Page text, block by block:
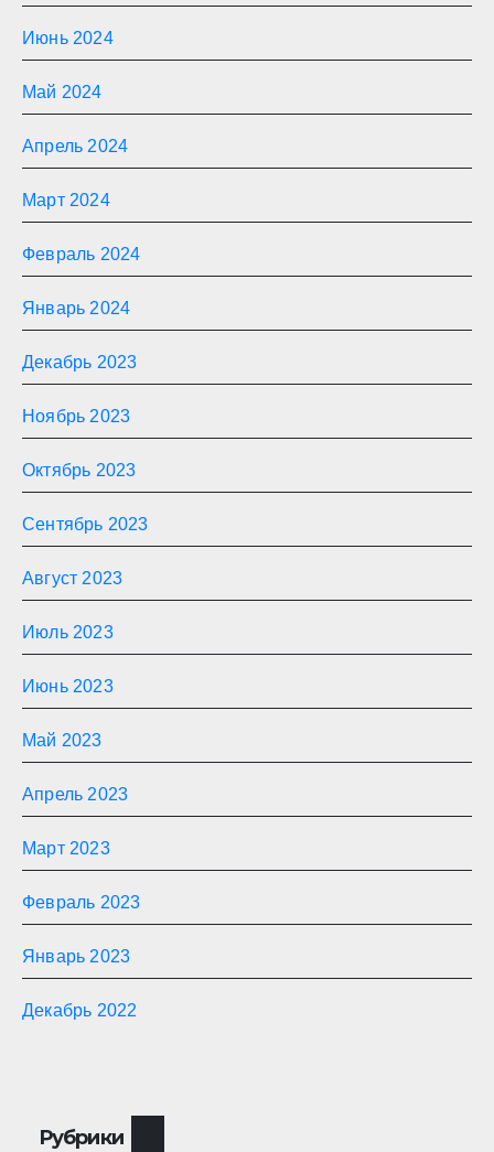
Июнь 2024
Май 2024
Апрель 2024
Март 2024
Февраль 2024
Январь 2024
Декабрь 2023
Ноябрь 2023
Октябрь 2023
Сентябрь 2023
Август 2023
Июль 2023
Июнь 2023
Май 2023
Апрель 2023
Март 2023
Февраль 2023
Январь 2023
Декабрь 2022
Рубрики